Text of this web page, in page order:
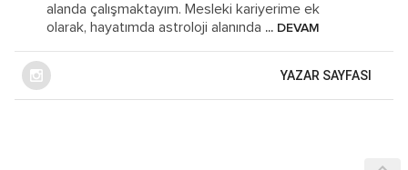
alanda çalışmaktayım. Mesleki kariyerime ek
olarak, hayatımda astroloji alanında ... DEVAM
YAZAR SAYFASI